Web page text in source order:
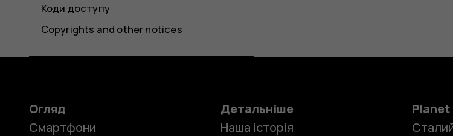
Коди доступу
Copyrights and other notices
Огляд
Смартфони
Детальніше
Наша історія
Planet